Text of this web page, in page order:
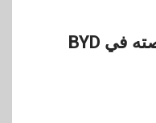
وارن بافيت .. يخفض حصته في BYD